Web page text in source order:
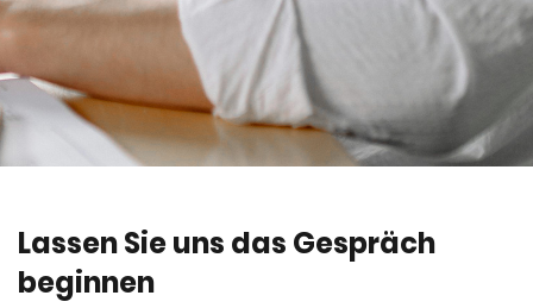
Lassen Sie uns das Gespräch
beginnen